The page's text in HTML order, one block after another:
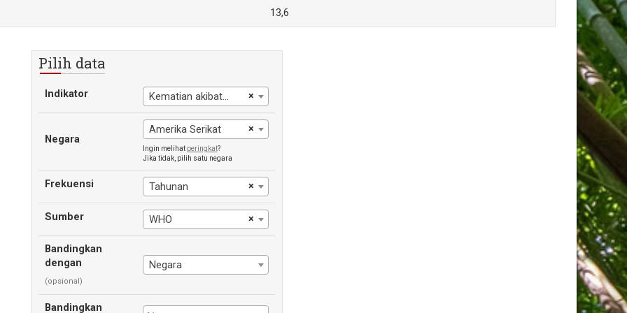
13,6
Pilih data
Indikator ×
Kematian akibat CVD, kanker, diabetes, atau CRD antara usia tepat 30 dan 70 tahun
Negara
×
Amerika Serikat
Ingin melihat peringkat?
Jika tidak, pilih satu negara
Frekuensi ×
Tahunan
Sumber ×
WHO
Bandingkan
dengan
(opsional)
Negara
Bandingkan